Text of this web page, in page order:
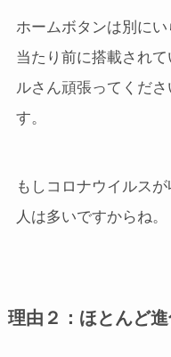
ホームボタンは別に
当たり前に搭載され
ルさん頑張ってくだ
す。
もしコロナウイルス
人は多いですからね。
理由２：ほとんど